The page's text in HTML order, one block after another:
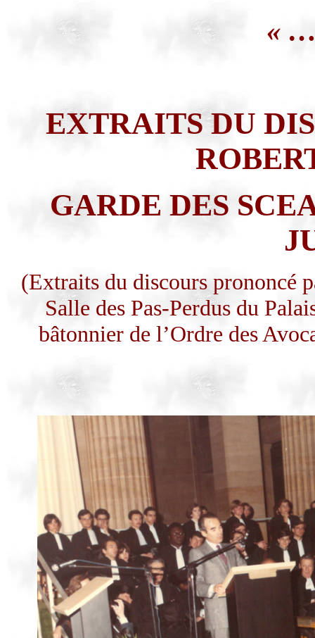
«
EXTRAITS DU
GARDE DES
(Extraits du discours prononcé
Salle des Pas-Perdus du
bâtonnier de l’Ordre des